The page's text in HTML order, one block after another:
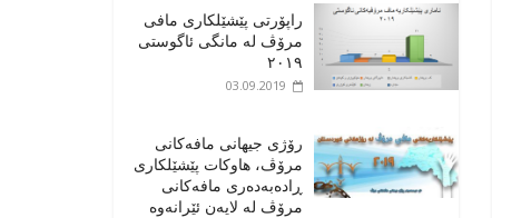
راپۆرتی پێشێلكاری مافی
مرۆڤ له‌ مانگی ئاگوستی
٢٠١٩
03.09.2019
رۆژی جیهانی مافەکانی
مرۆڤ، هاوکات پێشێلکاری
ڕادەبەدەری مافەکانی
مرۆڤ لە لایەن ئێرانەوە